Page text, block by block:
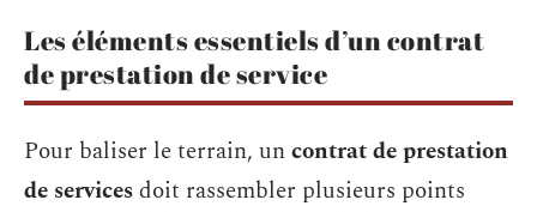
Les éléments essentiels d’un contrat
de prestation de service
Pour baliser le terrain, uncontrat de prestation
de servicesdoit rassembler plusieurs points